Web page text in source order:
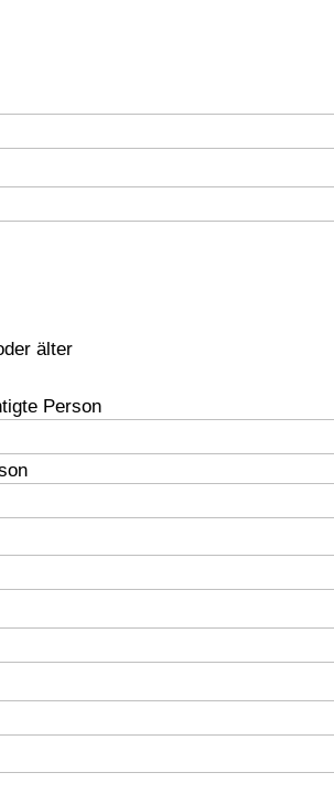
älter
Person